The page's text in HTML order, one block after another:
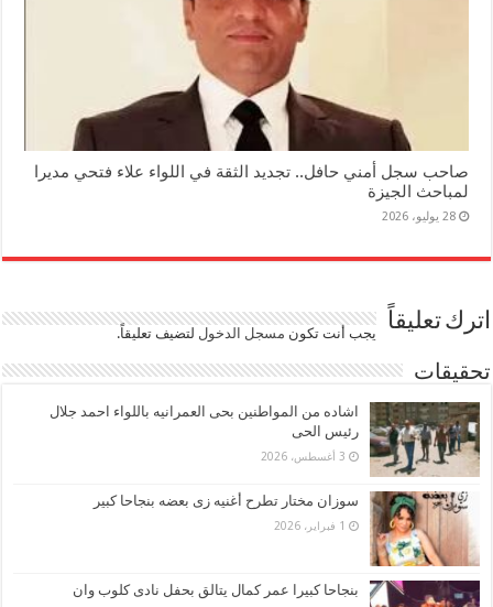
صاحب سجل أمني حافل.. تجديد الثقة في اللواء علاء فتحي مديرا
لمباحث الجيزة
28 يوليو، 2026
اترك تعليقاً يجب أنت تكون مسجل الدخول لتضيف تعليقاً.
تحقيقات
اشاده من المواطنين بحى العمرانيه باللواء احمد جلال
رئيس الحى
3 أغسطس، 2026
سوزان مختار تطرح أغنيه زى بعضه بنجاحا كبير
1 فبراير، 2026
بنجاحا كبيرا عمر كمال يتالق بحفل نادى كلوب وان